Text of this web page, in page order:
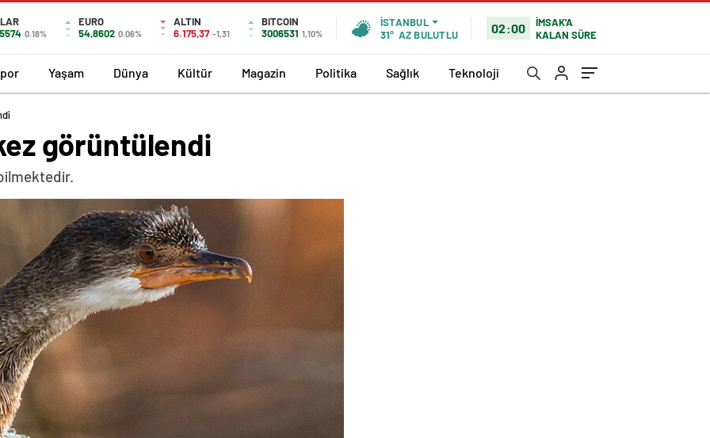
0.18%
EURO
54,8602 0.06%
ALTIN
6.175,37 -1,31
BITCOIN
3006531 1,10%
İSTANBUL
31° AZ BULUTLU 02:00
İMSAK'A
KALAN SÜRE
Yaşam Dünya Kültür Magazin Politika Sağlık Teknoloji
görüntülendi